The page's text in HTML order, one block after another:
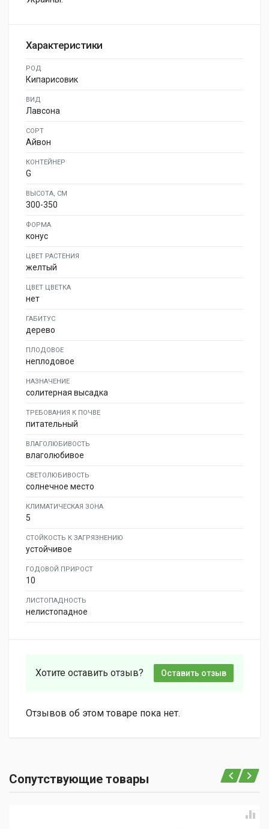
Характеристики
РОД
Кипарисовик
ВИД
Лавсона
СОРТ
Айвон
КОНТЕЙНЕР
G
ВЫСОТА, СМ
300-350
ФОРМА
конус
ЦВЕТ РАСТЕНИЯ
желтый
ЦВЕТ ЦВЕТКА
нет
ГАБИТУС
дерево
ПЛОДОВОЕ
неплодовое
НАЗНАЧЕНИЕ
солитерная высадка
ТРЕБОВАНИЯ К ПОЧВЕ
питательный
ВЛАГОЛЮБИВОСТЬ
влаголюбивое
СВЕТОЛЮБИВОСТЬ
солнечное место
КЛИМАТИЧЕСКАЯ ЗОНА
5
СТОЙКОСТЬ К ЗАГРЯЗНЕНИЮ
устойчивое
ГОДОВОЙ ПРИРОСТ
10
ЛИСТОПАДНОСТЬ
нелистопадное
Хотите оставить отзыв? Оставить отзыв
Отзывов об этом товаре пока нет.
Сопутствующие товары